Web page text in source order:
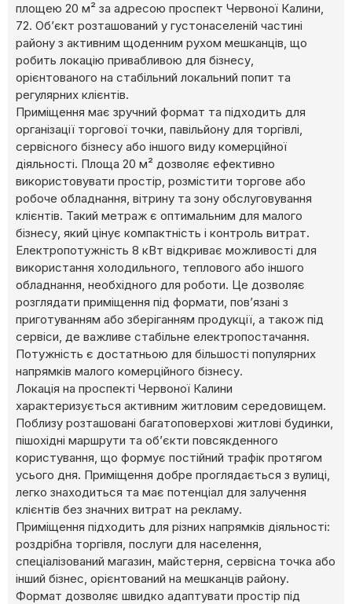
площею 20 м² за адресою проспект Червоної Калини,
72. Об’єкт розташований у густонаселеній частині
району з активним щоденним рухом мешканців, що
робить локацію привабливою для бізнесу,
орієнтованого на стабільний локальний попит та
регулярних клієнтів.
Приміщення має зручний формат та підходить для
організації торгової точки, павільйону для торгівлі,
сервісного бізнесу або іншого виду комерційної
діяльності. Площа 20 м² дозволяє ефективно
використовувати простір, розмістити торгове або
робоче обладнання, вітрину та зону обслуговування
клієнтів. Такий метраж є оптимальним для малого
бізнесу, який цінує компактність і контроль витрат.
Електропотужність 8 кВт відкриває можливості для
використання холодильного, теплового або іншого
обладнання, необхідного для роботи. Це дозволяє
розглядати приміщення під формати, пов’язані з
приготуванням або зберіганням продукції, а також під
сервіси, де важливе стабільне електропостачання.
Потужність є достатньою для більшості популярних
напрямків малого комерційного бізнесу.
Локація на проспекті Червоної Калини
характеризується активним житловим середовищем.
Поблизу розташовані багатоповерхові житлові будинки,
пішохідні маршрути та об’єкти повсякденного
користування, що формує постійний трафік протягом
усього дня. Приміщення добре проглядається з вулиці,
легко знаходиться та має потенціал для залучення
клієнтів без значних витрат на рекламу.
Приміщення підходить для різних напрямків діяльності:
роздрібна торгівля, послуги для населення,
спеціалізований магазин, майстерня, сервісна точка або
інший бізнес, орієнтований на мешканців району.
Формат дозволяє швидко адаптувати простір під